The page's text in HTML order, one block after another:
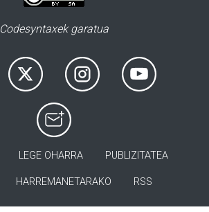
Codesyntaxek garatua
LEGE OHARRA PUBLIZITATEA
HARREMANETARAKO RSS